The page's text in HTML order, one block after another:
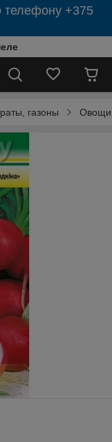
телефону +375
газоны Овощи